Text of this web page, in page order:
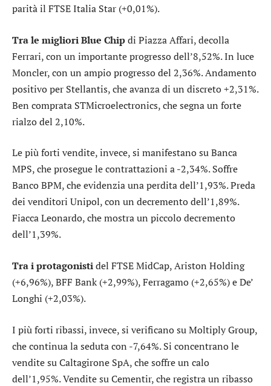
parità il FTSE Italia Star (+0,01%).
Tra le migliori Blue Chipdi Piazza Affari, decolla
Ferrari, con un importante progresso dell’8,52%. In luce
Moncler, con un ampio progresso del 2,36%. Andamento
positivo per Stellantis, che avanza di un discreto +2,31%.
Ben comprata STMicroelectronics, che segna un forte
rialzo del 2,10%.
Le più forti vendite, invece, si manifestano suBanca
MPS, che prosegue le contrattazioni a -2,34%. Soffre
Banco BPM, che evidenzia una perdita dell’1,93%. Preda
dei venditori Unipol, con un decremento dell’1,89%.
FiaccaLeonardo, che mostra un piccolo decremento
dell’1,39%.
Tra i protagonistidel FTSE MidCap,Ariston Holding
(+6,96%),BFF Bank(+2,99%),Ferragamo (+2,65%) eDe’
Longhi (+2,03%).
I più forti ribassi, invece, si verificano suMoltiply Group,
che continua la seduta con -7,64%. Si concentrano le
vendite suCaltagirone SpA, che soffre un calo
dell’1,95%. Vendite suCementir, che registra un ribasso